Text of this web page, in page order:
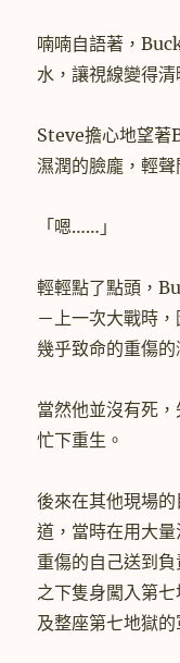
喃喃自語著，
水，讓視線變得清
Steve擔心地望著
濕潤的臉龐，輕聲
「嗯……」
輕輕點了點頭，
－上一次大戰時
幾乎致命的重傷的
當然他並沒有死
忙下重生。
後來在其他現場
道，當時在用大
重傷的自己送到
之下隻身闖入第
及整座第七地獄的